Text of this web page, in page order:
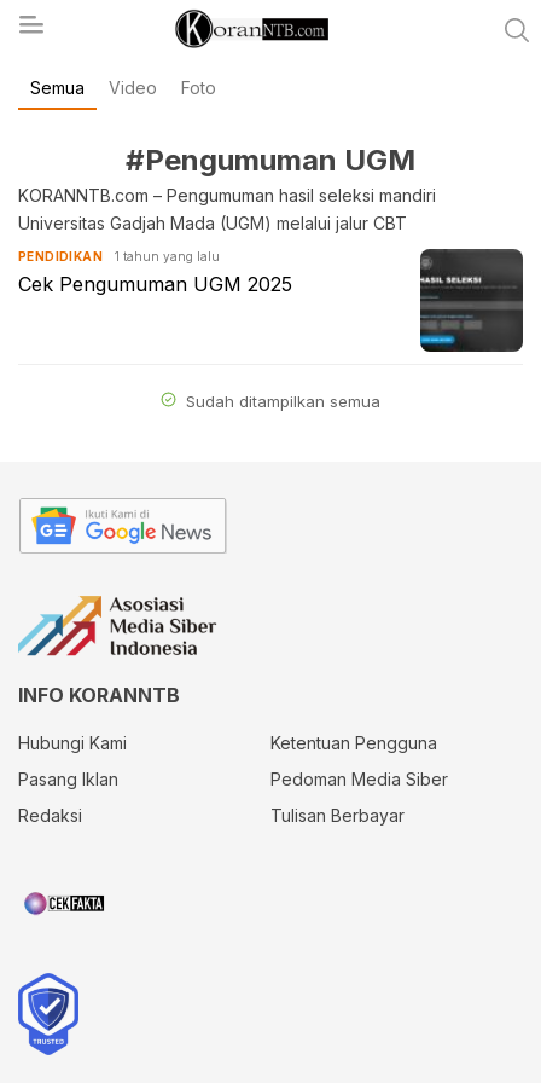
koranntb.com
Semua Video Foto
#Pengumuman UGM
KORANNTB.com – Pengumuman hasil seleksi mandiri
Universitas Gadjah Mada (UGM) melalui jalur CBT
PENDIDIKAN 1 tahun yang lalu
Cek Pengumuman UGM 2025
Sudah ditampilkan semua
INFO KORANNTB
Hubungi Kami
Ketentuan Pengguna
Pasang Iklan
Pedoman Media Siber
Redaksi
Tulisan Berbayar